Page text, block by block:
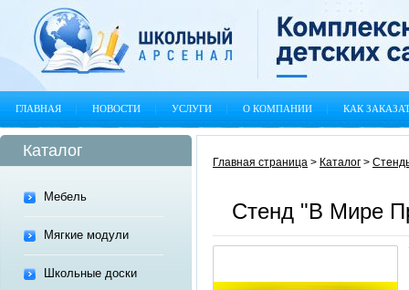
ГЛАВНАЯ НОВОСТИ УСЛУГИ О КОМПАНИИ КАК
Каталог
Мебель
Мягкие модули
Школьные доски
Главная страница > Каталог >
Стенд "В Мире